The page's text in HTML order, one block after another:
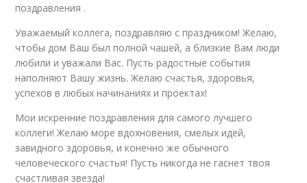
поздравления .
Уважаемый коллега, поздравляю с праздником! Желаю,
чтобы дом Ваш был полной чашей, а близкие Вам люди
любили и уважали Вас. Пусть радостные события
наполняют Вашу жизнь. Желаю счастья, здоровья,
успехов в любых начинаниях и проектах!
Мои искренние поздравления для самого лучшего
коллеги! Желаю море вдохновения, смелых идей,
завидного здоровья, и конечно же обычного
человеческого счастья! Пусть никогда не гаснет твоя
счастливая звезда!